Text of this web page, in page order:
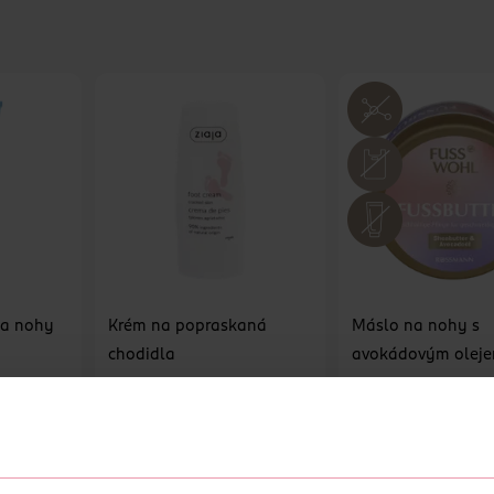
nohy
Krém na popraskaná
chodidla
Máslo na nohy s
avokádovým